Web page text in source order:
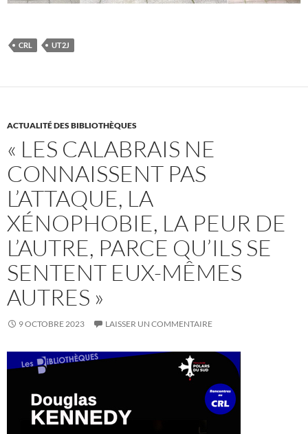
CRL UT2J
ACTUALITÉ DES BIBLIOTHÈQUES
« LES CALABRAIS NE
CONNAISSENT PAS
L’ATTAQUE, LA
XÉNOPHOBIE, LA PEUR DE
L’AUTRE, PARCE QU’ILS SE
SENTENT EUX-MÊMES
AUTRES »
9 OCTOBRE 2023 LAISSER UN COMMENTAIRE